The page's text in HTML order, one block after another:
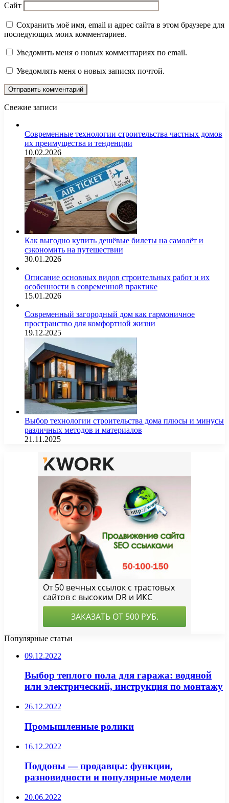
Сайт
Сохранить моё имя, email и адрес сайта в этом браузере для
последующих моих комментариев.
Уведомить меня о новых комментариях по email.
Уведомлять меня о новых записях почтой.
Свежие записи
Современные технологии строительства частных домов
их преимущества и тенденции
10.02.2026
Как выгодно купить дешёвые билеты на самолёт и
сэкономить на путешествии
30.01.2026
Описание основных видов строительных работ и их
особенности в современной практике
15.01.2026
Современный загородный дом как гармоничное
пространство для комфортной жизни
19.12.2025
Выбор технологии строительства дома плюсы и минусы
различных методов и материалов
21.11.2025
Популярные статьи
09.12.2022
Выбор теплого пола для гаража: водяной
или электрический, инструкция по монтажу
26.12.2022
Промышленные ролики
16.12.2022
Поддоны — продавцы: функции,
разновидности и популярные модели
20.06.2022